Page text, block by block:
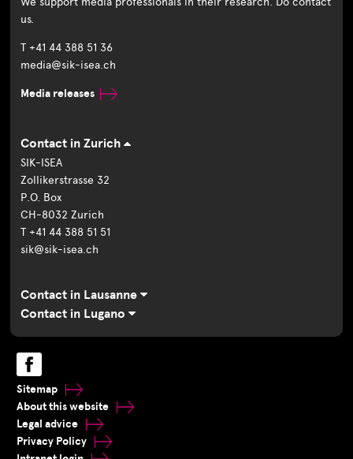
us.
T +41 44 388 51 36
media@sik-isea.ch
Media releases
Contact in Zurich
SIK-ISEA
Zollikerstrasse 32
P.O. Box
CH-8032 Zurich
T +41 44 388 51 51
sik@sik-isea.ch
Contact in Lausanne
Contact in Lugano
Sitemap
About this website
Legal advice
Privacy Policy